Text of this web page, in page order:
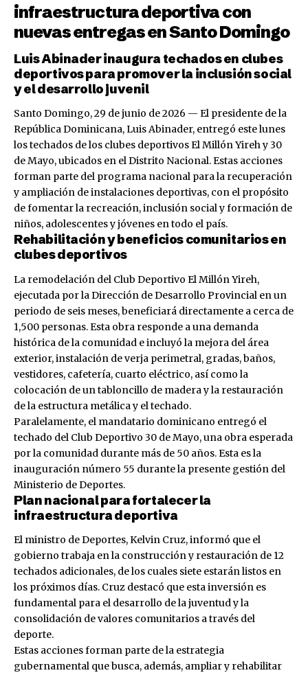
infraestructura deportiva con
nuevas entregas en Santo Domingo
Luis Abinader inaugura techados en clubes
deportivos para promover la inclusión social
y el desarrollo juvenil
Santo Domingo, 29 de junio de 2026 — El presidente de la
República Dominicana, Luis Abinader, entregó este lunes
los techados de los clubes deportivos El Millón Yireh y 30
de Mayo, ubicados en el Distrito Nacional. Estas acciones
forman parte del programa nacional para la recuperación
y ampliación de instalaciones deportivas, con el propósito
de fomentar la recreación, inclusión social y formación de
niños, adolescentes y jóvenes en todo el país.
Rehabilitación y beneficios comunitarios en
clubes deportivos
La remodelación del Club Deportivo El Millón Yireh,
ejecutada por la Dirección de Desarrollo Provincial en un
periodo de seis meses, beneficiará directamente a cerca de
1,500 personas. Esta obra responde a una demanda
histórica de la comunidad e incluyó la mejora del área
exterior, instalación de verja perimetral, gradas, baños,
vestidores, cafetería, cuarto eléctrico, así como la
colocación de un tabloncillo de madera y la restauración
de la estructura metálica y el techado.
Paralelamente, el mandatario dominicano entregó el
techado del Club Deportivo 30 de Mayo, una obra esperada
por la comunidad durante más de 50 años. Esta es la
inauguración número 55 durante la presente gestión del
Ministerio de Deportes.
Plan nacional para fortalecer la
infraestructura deportiva
El ministro de Deportes, Kelvin Cruz, informó que el
gobierno trabaja en la construcción y restauración de 12
techados adicionales, de los cuales siete estarán listos en
los próximos días. Cruz destacó que esta inversión es
fundamental para el desarrollo de la juventud y la
consolidación de valores comunitarios a través del
deporte.
Estas acciones forman parte de la estrategia
gubernamental que busca, además, ampliar y rehabilitar